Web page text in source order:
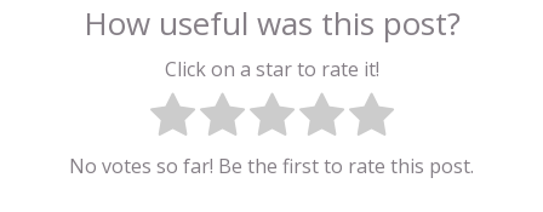
How useful was this post?
Click on a star to rate it!
No votes so far! Be the first to rate this post.